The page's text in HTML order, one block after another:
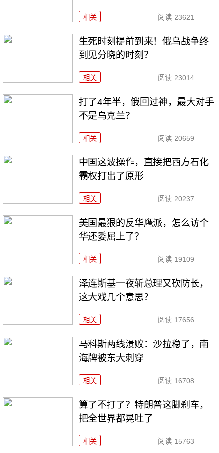
相关 阅读 23621
生死时刻提前到来！俄乌战争终
到见分晓的时刻？
相关 阅读 23014
打了4年半，俄回过神，最大对手
不是乌克兰？
相关 阅读 20659
中国这波操作，直接把西方石化
霸权打出了原形
相关 阅读 20237
美国最狠的反华鹰派，怎么访个
华还委屈上了？
相关 阅读 19109
泽连斯基一夜斩总理又砍防长，
这大戏几个意思？
相关 阅读 17656
马科斯两线溃败：沙拉稳了，南
海牌被东大刺穿
相关 阅读 16708
算了不打了？特朗普这脚刹车，
把全世界都晃吐了
相关 阅读 15763